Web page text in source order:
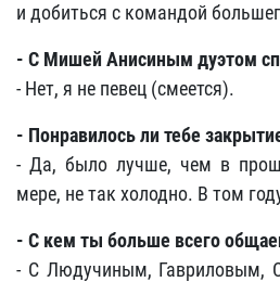
и добиться с командой
- С Мишей Анисиным дуэтом
- Нет, я не певец (смеется).
- Понравилось ли тебе
- Да, было лучше, чем в
мере, не так холодно. В том
- С кем ты больше всего
- С Людучиным, Гавриловым,